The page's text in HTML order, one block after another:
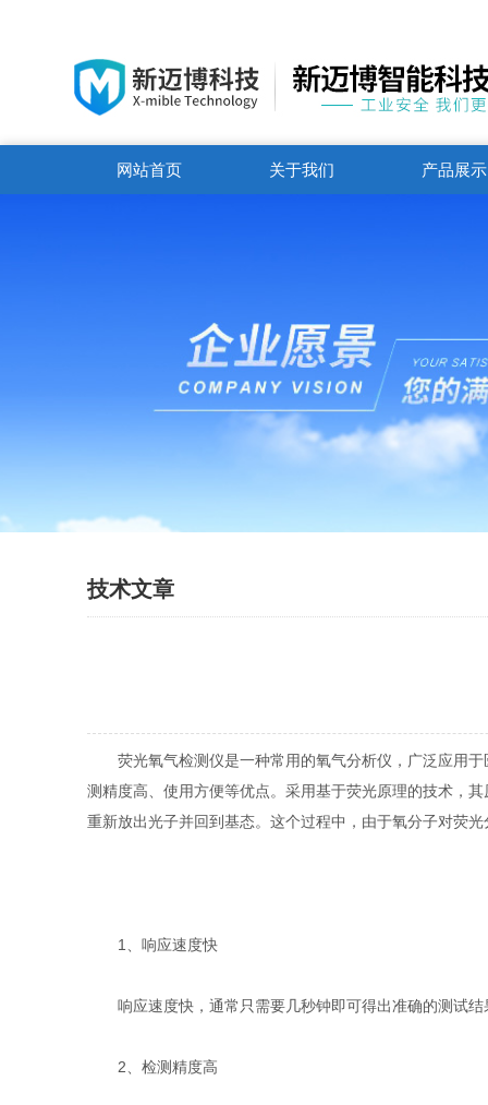
网站首页 关于我们 产品展示
技术文章
荧光氧气检测仪是一种常用的氧气分析仪，广泛应用于
测精度高、使用方便等优点。采用基于荧光原理的技术，
重新放出光子并回到基态。这个过程中，由于氧分子对荧
1、响应速度快
响应速度快，通常只需要几秒钟即可得出准确的测试结
2、检测精度高